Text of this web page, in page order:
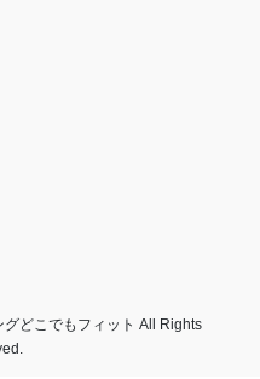
どこでもフィット All Rights